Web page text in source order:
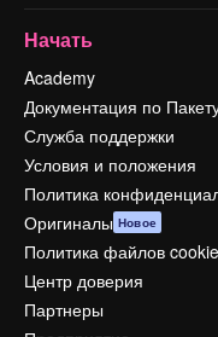
Начать
Academy
Документация по
Служба поддержки
Условия и положения
Политика
Оригиналы Новое
Политика файлов cookie
Центр доверия
Партнеры